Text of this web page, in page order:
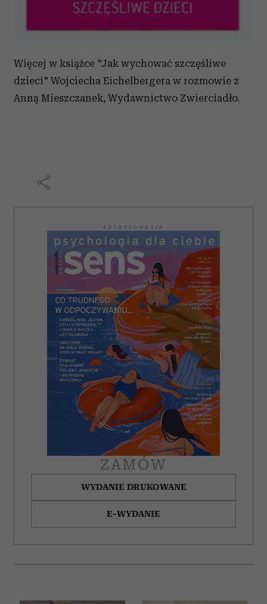
Więcej w książce "Jak wychować szczęśliwe
dzieci" Wojciecha Eichelbergera w rozmowie z
Anną Mieszczanek, Wydawnictwo Zwierciadło.
AUTOPROMOCJA
ZAMÓW
WYDANIE DRUKOWANE
E-WYDANIE